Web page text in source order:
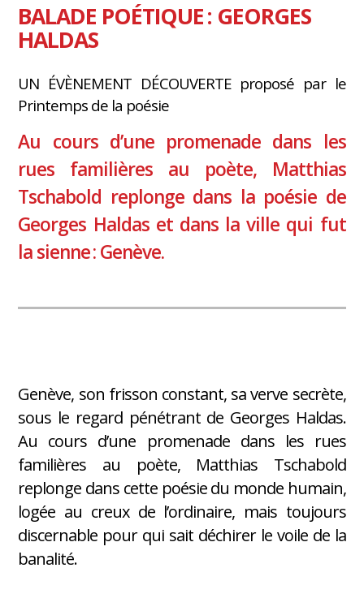
BALADE POÉTIQUE : GEORGES
HALDAS
UN ÉVÈNEMENT DÉCOUVERTE proposé par le
Printemps de la poésie
Au cours d’une promenade dans les
rues familières au poète, Matthias
Tschabold replonge dans la poésie de
Georges Haldas et dans la ville qui fut
la sienne : Genève.
Genève, son frisson constant, sa verve secrète,
sous le regard pénétrant de Georges Haldas.
Au cours d’une promenade dans les rues
familières au poète, Matthias Tschabold
replonge dans cette poésie du monde humain,
logée au creux de l’ordinaire, mais toujours
discernable pour qui sait déchirer le voile de la
banalité.